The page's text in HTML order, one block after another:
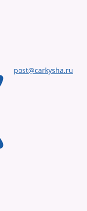
post@carkysha.ru